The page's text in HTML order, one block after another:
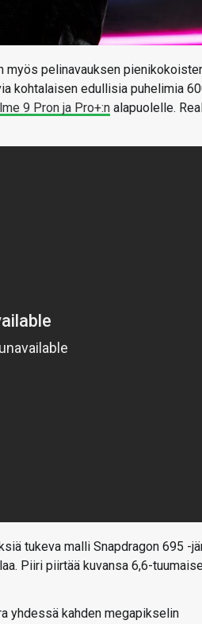
myös pelinavauksen
kohtalaisen edullisia puhelimia
9 Pron ja Pro+:n alapuolelle.
tukeva malli Snapdragon 695 -
Piiri piirtää kuvansa 6,6-
yhdessä kahden megapikselin